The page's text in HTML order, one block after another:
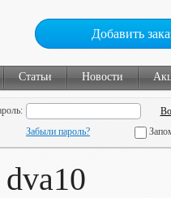
Добавить
Статьи Новости
Забыли пароль?
dva10